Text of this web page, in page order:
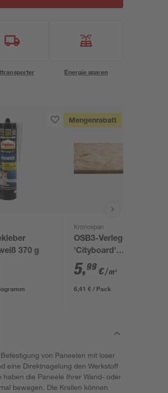
Energie sparen
370 g
Mengenrabatt
Kronospan
OSB3-Verlegeplatte
'Cityboard'
ungeschliffen 1690 x
634 x 12 mm
5,99 €/ m²
6,41 € / Pack
von Paneelen mit loser
eine Direktnagelung den Werkstoff
die Paneele Ihrer Wand- oder
bewegen. Die Krallen können